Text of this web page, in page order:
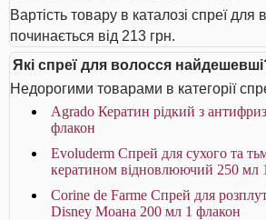
Вартість товару в каталозі спреї для
починається від 213 грн.
Які спреї для волосся
Недорогими товарами в категорії
Agrado Кератин рідкий з
флакон
Evoluderm Спрей для сухого та
кератином відновлюючий 250 мл
Corine de Farme Спрей для
Disney Моана 200 мл 1 флакон